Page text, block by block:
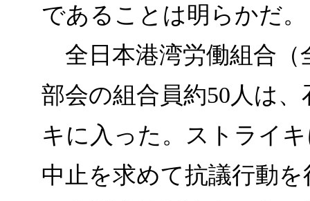
であることは明らかだ。
全日本港湾労働組合（
部会の組合員約50人は
キに入った。ストライ
中止を求めて抗議行動